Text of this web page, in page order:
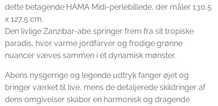
dette betagende HAMA Midi-perlebillede, der måler 130,5
x 127,5 cm.
Den livlige Zanzibar-abe springer frem fra sit tropiske
paradis, hvor varme jordfarver og frodige grønne
nuancer væves sammen i et dynamisk mønster.
Abens nysgerrige og legende udtryk fanger øjet og
bringer værket til live, mens de detaljerede skildringer af
dens omgivelser skaber en harmonisk og dragende